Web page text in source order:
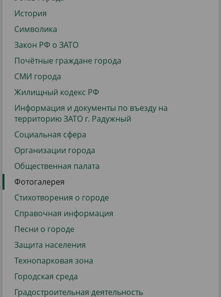
История
Символика
Закон РФ о ЗАТО
Почётные граждане города
СМИ города
Жилищный кодекс РФ
Информация и документы по въезду на
территорию ЗАТО г. Радужный
Социальная сфера
Организации города
Общественная палата
Фотогалерея
Стихотворения о городе
Справочная информация
Песни о городе
Защита населения
Технопарковая зона
Городская среда
Градостроительная деятельность